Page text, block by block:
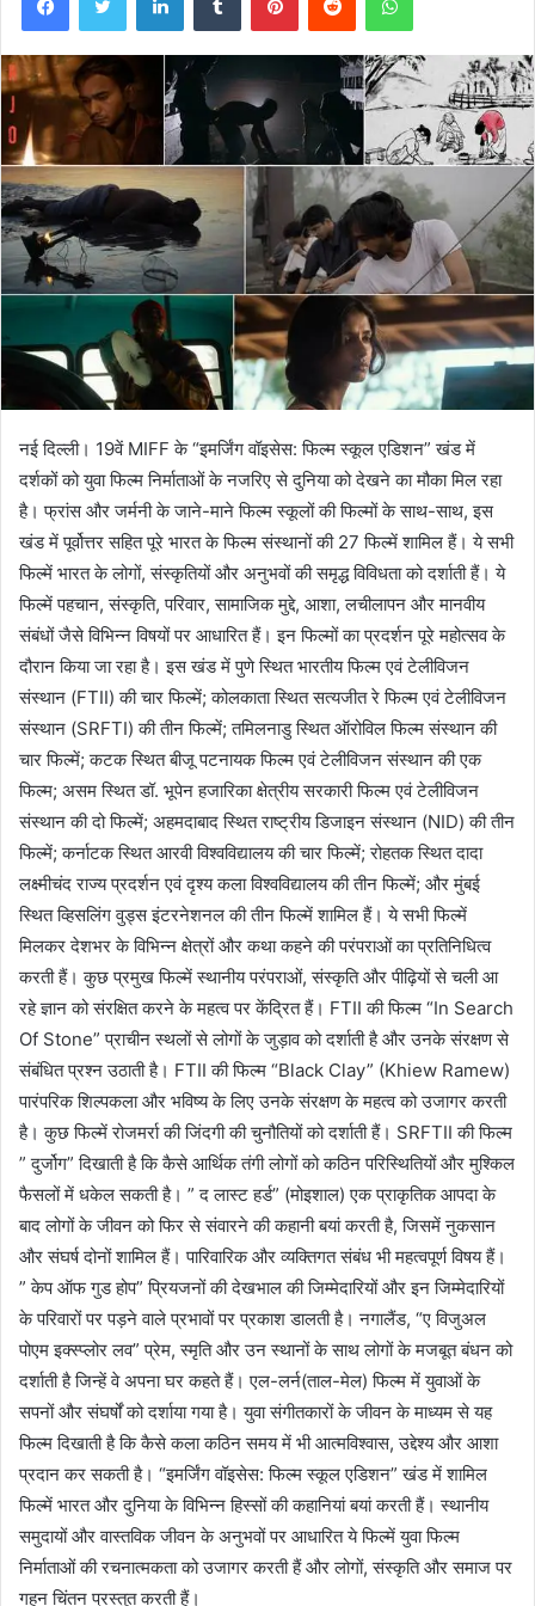
नई दिल्ली। 19वें MIFF के “इमर्जिंग वॉइसेस: फिल्म स्कूल एडिशन” खंड में
दर्शकों को युवा फिल्म निर्माताओं के नजरिए से दुनिया को देखने का मौका मिल रहा
है। फ्रांस और जर्मनी के जाने-माने फिल्म स्कूलों की फिल्मों के साथ-साथ, इस
खंड में पूर्वोत्तर सहित पूरे भारत के फिल्म संस्थानों की 27 फिल्में शामिल हैं। ये सभी
फिल्में भारत के लोगों, संस्कृतियों और अनुभवों की समृद्ध विविधता को दर्शाती हैं। ये
फिल्में पहचान, संस्कृति, परिवार, सामाजिक मुद्दे, आशा, लचीलापन और मानवीय
संबंधों जैसे विभिन्न विषयों पर आधारित हैं। इन फिल्मों का प्रदर्शन पूरे महोत्सव के
दौरान किया जा रहा है। इस खंड में पुणे स्थित भारतीय फिल्म एवं टेलीविजन
संस्थान (FTII) की चार फिल्में; कोलकाता स्थित सत्यजीत रे फिल्म एवं टेलीविजन
संस्थान (SRFTI) की तीन फिल्में; तमिलनाडु स्थित ऑरोविल फिल्म संस्थान की
चार फिल्में; कटक स्थित बीजू पटनायक फिल्म एवं टेलीविजन संस्थान की एक
फिल्म; असम स्थित डॉ. भूपेन हजारिका क्षेत्रीय सरकारी फिल्म एवं टेलीविजन
संस्थान की दो फिल्में; अहमदाबाद स्थित राष्ट्रीय डिजाइन संस्थान (NID) की तीन
फिल्में; कर्नाटक स्थित आरवी विश्वविद्यालय की चार फिल्में; रोहतक स्थित दादा
लक्ष्मीचंद राज्य प्रदर्शन एवं दृश्य कला विश्वविद्यालय की तीन फिल्में; और मुंबई
स्थित व्हिसलिंग वुड्स इंटरनेशनल की तीन फिल्में शामिल हैं। ये सभी फिल्में
मिलकर देशभर के विभिन्न क्षेत्रों और कथा कहने की परंपराओं का प्रतिनिधित्व
करती हैं। कुछ प्रमुख फिल्में स्थानीय परंपराओं, संस्कृति और पीढ़ियों से चली आ
रहे ज्ञान को संरक्षित करने के महत्व पर केंद्रित हैं। FTII की फिल्म “In Search
Of Stone” प्राचीन स्थलों से लोगों के जुड़ाव को दर्शाती है और उनके संरक्षण से
संबंधित प्रश्न उठाती है। FTII की फिल्म “Black Clay” (Khiew Ramew)
पारंपरिक शिल्पकला और भविष्य के लिए उनके संरक्षण के महत्व को उजागर करती
है। कुछ फिल्में रोजमर्रा की जिंदगी की चुनौतियों को दर्शाती हैं। SRFTII की फिल्म
” दुर्जोग” दिखाती है कि कैसे आर्थिक तंगी लोगों को कठिन परिस्थितियों और मुश्किल
फैसलों में धकेल सकती है। ” द लास्ट हर्ड” (मोइशाल) एक प्राकृतिक आपदा के
बाद लोगों के जीवन को फिर से संवारने की कहानी बयां करती है, जिसमें नुकसान
और संघर्ष दोनों शामिल हैं। पारिवारिक और व्यक्तिगत संबंध भी महत्वपूर्ण विषय हैं।
” केप ऑफ गुड होप” प्रियजनों की देखभाल की जिम्मेदारियों और इन जिम्मेदारियों
के परिवारों पर पड़ने वाले प्रभावों पर प्रकाश डालती है। नगालैंड, “ए विजुअल
पोएम इक्स्प्लोर लव” प्रेम, स्मृति और उन स्थानों के साथ लोगों के मजबूत बंधन को
दर्शाती है जिन्हें वे अपना घर कहते हैं। एल-लर्न(ताल-मेल) फिल्म में युवाओं के
सपनों और संघर्षों को दर्शाया गया है। युवा संगीतकारों के जीवन के माध्यम से यह
फिल्म दिखाती है कि कैसे कला कठिन समय में भी आत्मविश्वास, उद्देश्य और आशा
प्रदान कर सकती है। “इमर्जिंग वॉइसेस: फिल्म स्कूल एडिशन” खंड में शामिल
फिल्में भारत और दुनिया के विभिन्न हिस्सों की कहानियां बयां करती हैं। स्थानीय
समुदायों और वास्तविक जीवन के अनुभवों पर आधारित ये फिल्में युवा फिल्म
निर्माताओं की रचनात्मकता को उजागर करती हैं और लोगों, संस्कृति और समाज पर
गहन चिंतन प्रस्तुत करती हैं।